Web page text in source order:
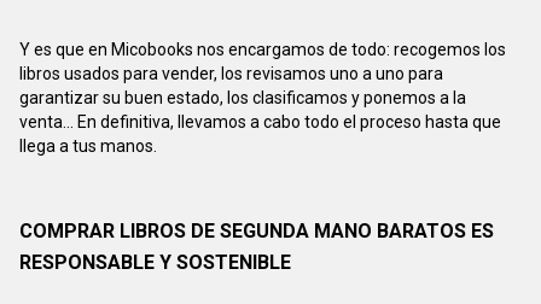
Y es que en Micobooks nos encargamos de todo: recogemos los
libros usados para vender, los revisamos uno a uno para
garantizar su buen estado, los clasificamos y ponemos a la
venta... En definitiva, llevamos a cabo todo el proceso hasta que
llega a tus manos.
COMPRAR LIBROS DE SEGUNDA MANO BARATOS ES
RESPONSABLE Y SOSTENIBLE